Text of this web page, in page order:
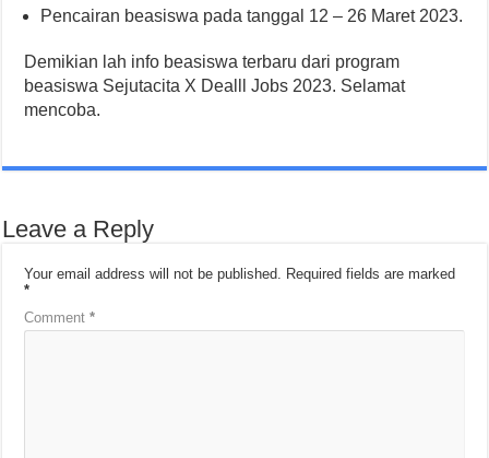
Pencairan beasiswa pada tanggal 12 – 26 Maret 2023.
Demikian lah info beasiswa terbaru dari program
beasiswa Sejutacita X Dealll Jobs 2023. Selamat
mencoba.
Leave a Reply
Your email address will not be published. Required fields are marked
*
Comment*